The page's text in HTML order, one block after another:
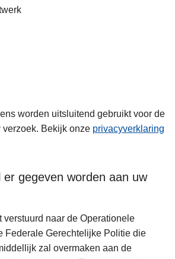
worden uitsluitend gebruikt voor de
Bekijk onze privacyverklaring
er gegeven worden aan uw
verstuurd naar de Operationele
Federale Gerechtelijke Politie die
zal overmaken aan de